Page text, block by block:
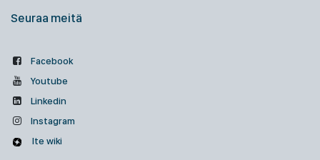
Seuraa meitä
Facebook
Youtube
Linkedin
Instagram
Ite wiki